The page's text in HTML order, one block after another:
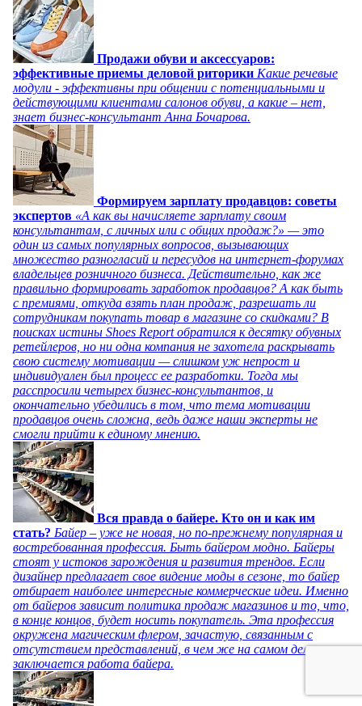
Продажи обуви и аксессуаров:
эффективные приемы деловой риторики Какие речевые
модули - эффективны при общении с потенциальными и
действующими клиентами салонов обуви, а какие – нет,
знает бизнес-консультант Анна Бочарова.
Формируем зарплату продавцов: советы
экспертов «А как вы начисляете зарплату своим
консультантам, с личных или с общих продаж?» — это
один из самых популярных вопросов, вызывающих
множество разногласий и пересудов на интернет-форумах
владельцев розничного бизнеса. Действительно, как же
правильно формировать заработок продавцов? А как быть
с премиями, откуда взять план продаж, разрешать ли
сотрудникам покупать товар в магазине со скидками? В
поисках истины Shoes Report обратился к десятку обувных
ретейлеров, но ни одна компания не захотела раскрывать
свою систему мотивации — слишком уж непрост и
индивидуален был процесс ее разработки. Тогда мы
расспросили четырех бизнес-консультантов, и
окончательно убедились в том, что тема мотивации
продавцов очень сложна, ведь даже наши эксперты не
смогли прийти к единому мнению.
Вся правда о байере. Кто он и как им
стать? Байер – уже не новая, но по-прежнему популярная и
востребованная профессия. Быть байером модно. Байеры
стоят у истоков зарождения и развития трендов. Если
дизайнер предлагает свое видение моды в сезоне, то байер
отбирает наиболее интересные коммерческие идеи. Именно
от байеров зависит политика продаж магазинов и то, что,
в конце концов, будет носить покупатель. Эта профессия
окружена магическим флером, зачастую, связанным с
отсутствием представлений, в чем же на самом деле
заключается работа байера.